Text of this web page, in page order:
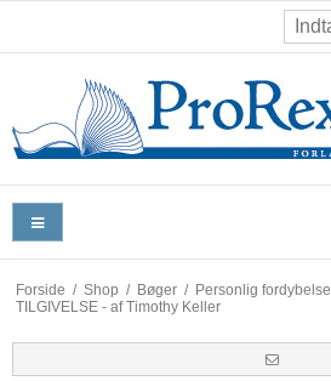
Forside / Shop / Bøger / Personlig fordybelse
TILGIVELSE - af Timothy Keller